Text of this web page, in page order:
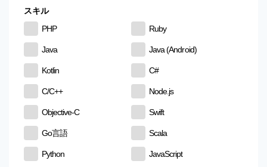
スキル
PHP
Ruby
Java Java (Android)
Kotlin C#
C/C++ Node.js
Objective-C Swift
Go言語 Scala
Python JavaScript